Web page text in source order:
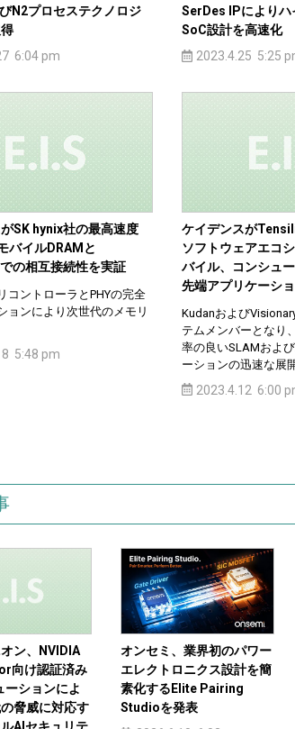
N2プロセステクノロジ
6:04 pm
SerDes IPによりハ
SoC設計を高速化
2023.4.25 5:25
SK hynix社の最高速度
バイルDRAMと
の相互接続性を実証
コントローラとPHYの完全
ョンにより次世代のメモリ
5:48 pm
ケイデンスが
ソフトウェアエコ
バイル、コンシュ
先端アプリケーシ
Kudanおよび
テムメンバーとなり
率の良いSLAMおよ
ーションの迅速な展
2023.4.12 6:00
ン、NVIDIA
向け認証済み
ションによ
脅威に対応す
オンセミ、業界初のパワー
エレクトロニクス設計を簡
素化するElite Pairing
Studioを発表